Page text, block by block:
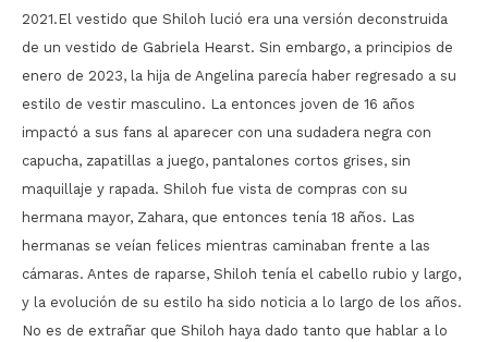
2021.El vestido que Shiloh lució era una versión deconstruida
de un vestido de Gabriela Hearst. Sin embargo, a principios de
enero de 2023, la hija de Angelina parecía haber regresado a su
estilo de vestir masculino. La entonces joven de 16 años
impactó a sus fans al aparecer con una sudadera negra con
capucha, zapatillas a juego, pantalones cortos grises, sin
maquillaje y rapada. Shiloh fue vista de compras con su
hermana mayor, Zahara, que entonces tenía 18 años. Las
hermanas se veían felices mientras caminaban frente a las
cámaras. Antes de raparse, Shiloh tenía el cabello rubio y largo,
y la evolución de su estilo ha sido noticia a lo largo de los años.
No es de extrañar que Shiloh haya dado tanto que hablar a lo